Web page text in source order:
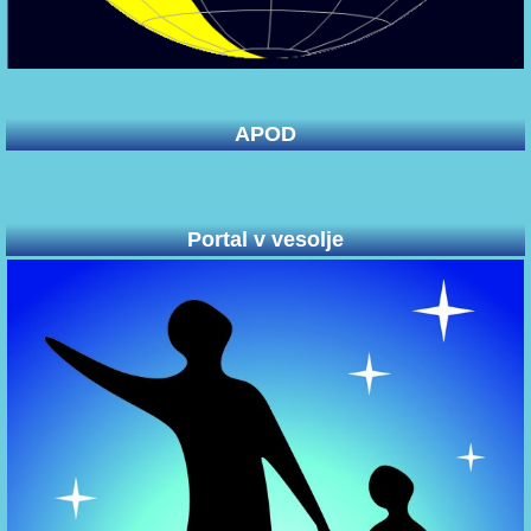
APOD
Portal v vesolje